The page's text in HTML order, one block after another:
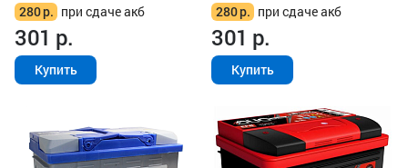
280р. при сдаче акб
301 р.
Купить
280р. при сдаче акб
301 р.
Купить